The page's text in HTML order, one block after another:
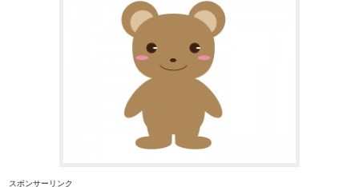
スポンサーリンク